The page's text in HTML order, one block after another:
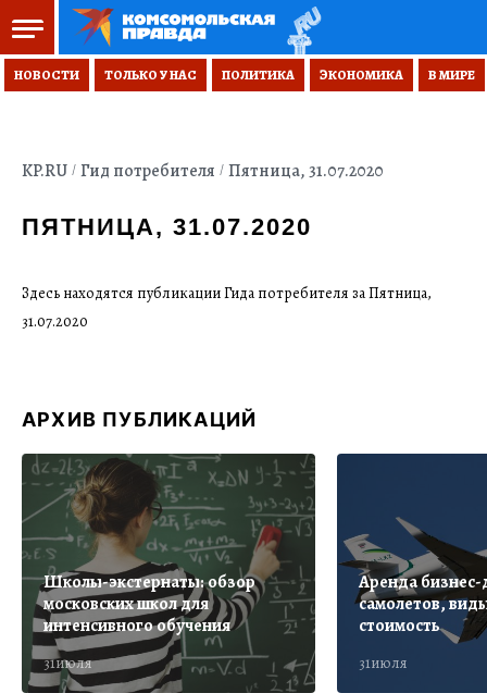
НОВОСТИ ТОЛЬКО У НАС ПОЛИТИКА ЭКОНОМИКА В МИРЕ
ПЯТНИЦА, 31.07.2020
KP.RU Гид потребителя Пятница, 31.07.2020
Здесь находятся публикации Гида потребителя за Пятница,
31.07.2020
АРХИВ ПУБЛИКАЦИЙ
31июля
Школы-экстернаты: обзор
московских школ для
интенсивного обучения
31июля
Аренда
самолетов,
стоимость